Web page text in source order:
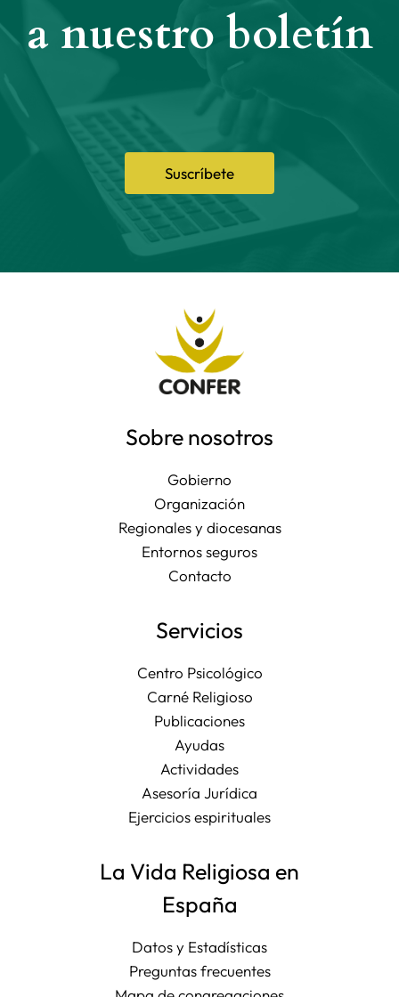
Suscríbete
a nuestro boletín
Sobre nosotros
Gobierno
Organización
Regionales y diocesanas
Entornos seguros
Contacto
Servicios
Centro Psicológico
Carné Religioso
Publicaciones
Ayudas
Actividades
Asesoría Jurídica
Ejercicios espirituales
La Vida Religiosa en
España
Datos y Estadísticas
Preguntas frecuentes